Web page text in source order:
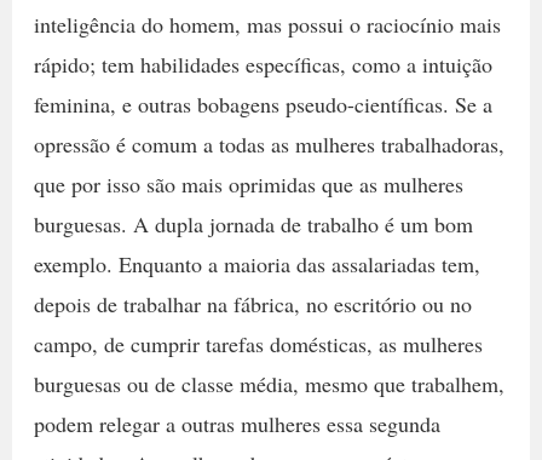
inteligência do homem, mas possui o raciocínio mais
rápido; tem habilidades específicas, como a intuição
feminina, e outras bobagens pseudo-científicas. Se a
opressão é comum a todas as mulheres trabalhadoras,
que por isso são mais oprimidas que as mulheres
burguesas. A dupla jornada de trabalho é um bom
exemplo. Enquanto a maioria das assalariadas tem,
depois de trabalhar na fábrica, no escritório ou no
campo, de cumprir tarefas domésticas, as mulheres
burguesas ou de classe média, mesmo que trabalhem,
podem relegar a outras mulheres essa segunda